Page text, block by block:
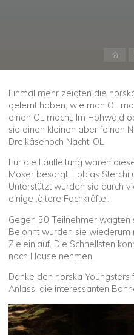
Einmal mehr zeigten die
gelernt haben, wie man OL
einen OL macht. Im Hohwald
sie einen kleinen aber feinen
Dreikäsehoch Nacht-OL
Für die Laufleitung waren
Moser besorgt, Tobias
Unterstützt wurden sie durch
einige ‚ältere Fachkräfte‘.
Gegen 50 Teilnehmer wagten
Belohnt wurden sie
Zieleinlauf. Die Schnellsten
nach Hause nehmen.
Danke den norska
Anlass, die interessanten